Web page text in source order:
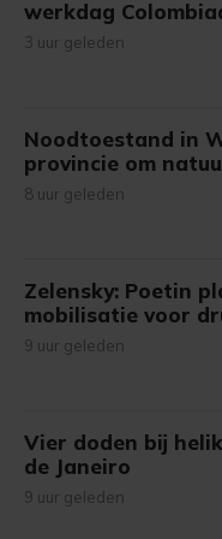
werkdag
3 uur geleden
Noodtoestand in
provincie om
8 uur geleden
Zelensky: Poetin
mobilisatie voor
9 uur geleden
Vier doden bij
de Janeiro
9 uur geleden